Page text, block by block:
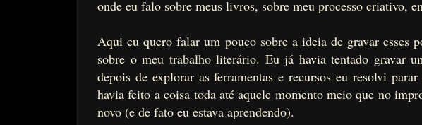
onde eu falo sobre meus livros, sobre meu processo criativo,
Aqui eu quero falar um pouco sobre a ideia de gravar esses
sobre o meu trabalho literário. Eu já havia tentado gravar
depois de explorar as ferramentas e recursos eu resolvi
havia feito a coisa toda até aquele momento meio que no
novo (e de fato eu estava aprendendo).